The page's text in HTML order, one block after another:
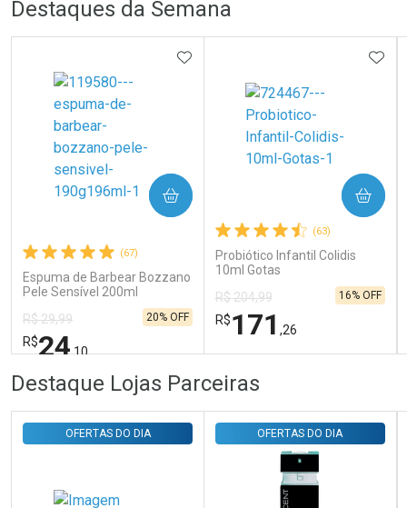
Ativar Desconto
Comprar sem Desconto
Comprar sem Desconto
Destaques da Semana
(67)
Espuma de Barbear Bozzano
Pele Sensível 200ml
R$ 29,99
R$24,10
20% OFF
ADICIONAR AOS FAVORITOS
COMPRAR
FECHAR
Laboratório
FECHAR
Por Menos
(63)
Probiótico Infantil Colidis
10ml Gotas
R$ 204,99
R$171 ,26
16% OFF
COMPRAR
Por Menos
Destaque Lojas Parceiras
OFERTAS DO DIA OFERTAS DO DIA